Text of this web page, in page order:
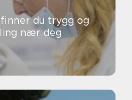
nær deg